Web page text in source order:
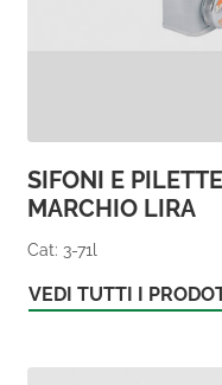
SIFONI E
MARCHIO LIRA
Cat: 3-71l
VEDI TUTTI I